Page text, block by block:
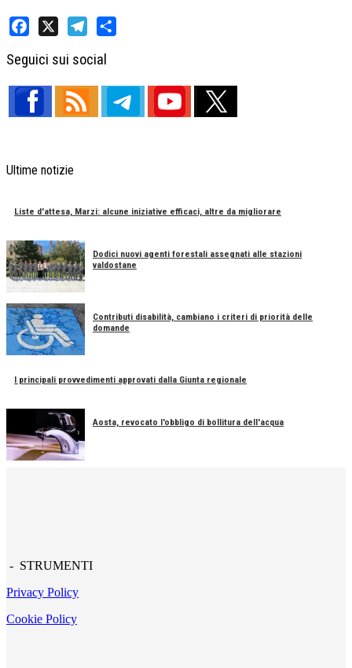
Seguici sui social
Ultime notizie
Liste d'attesa, Marzi: alcune iniziative efficaci, altre da migliorare
Dodici nuovi agenti forestali assegnati alle stazioni
valdostane
Contributi disabilità, cambiano i criteri di priorità delle
domande
I principali provvedimenti approvati dalla Giunta regionale
Aosta, revocato l'obbligo di bollitura dell'acqua
- STRUMENTI
Privacy Policy
Cookie Policy